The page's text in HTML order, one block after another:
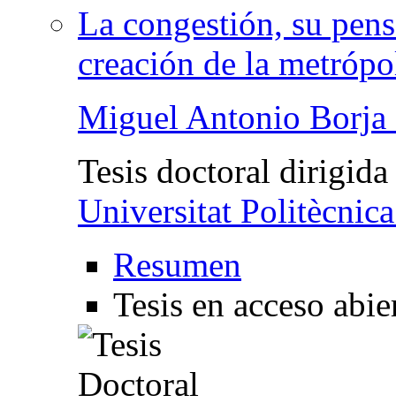
La congestión, su
creación de la
Miguel Antonio Borja
Tesis doctoral
Universitat
Resumen
Tesis en acceso